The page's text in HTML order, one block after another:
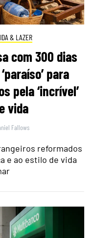
& LAZER
com 300 dias
para
pela ‘incrível’
vida
Fallows
reformados
e ao estilo de vida